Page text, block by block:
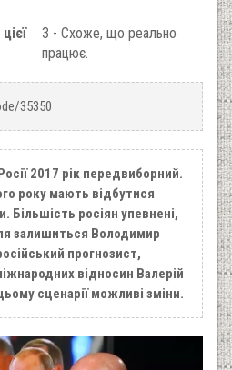
3 - Схоже, що реально
працює.
35350
2017 рік передвиборний.
року мають відбутися
Більшість росіян упевнені,
залишиться Володимир
прогнозист,
відносин Валерій
сценарії можливі зміни.